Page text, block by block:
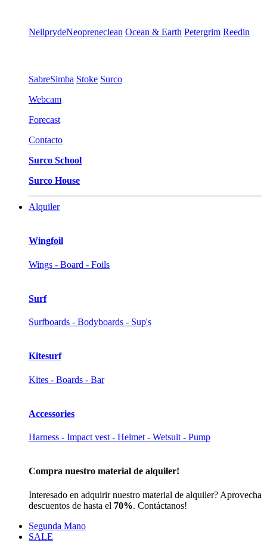
NeilprydeNeopreneclean Ocean & Earth Petergrim Reedin
SabreSimba Stoke Surco
Webcam
Forecast
Contacto
Surco School
Surco House
Alquiler
Wingfoil
Wings - Board - Foils
Surf
Surfboards - Bodyboards - Sup's
Kitesurf
Kites - Boards - Bar
Accessories
Harness - Impact vest - Helmet - Wetsuit - Pump
Compra nuestro material de alquiler!
Interesado en adquirir nuestro material de alquiler? Aprovecha
descuentos de hasta el 70%. Contáctanos!
Segunda Mano
SALE